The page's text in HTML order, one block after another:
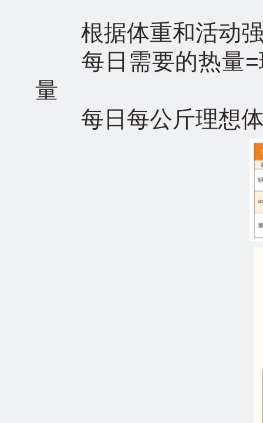
根据体重和活动强
每日需要的热量=
量
每日每公斤理想体